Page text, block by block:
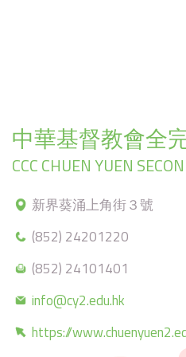
中華基督教會全
CCC CHUEN YUEN
新界葵涌上角街３號
(852) 24201220
(852) 24101401
info@cy2.edu.hk
https://